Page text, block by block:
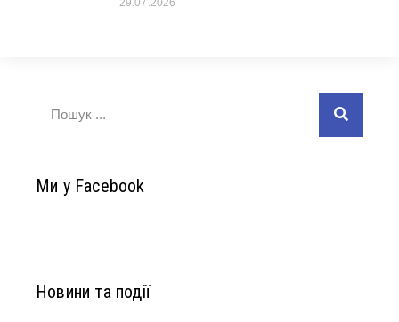
29.07.2026
Ми у Facebook
Новини та події